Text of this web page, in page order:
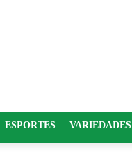
ESPORTES VARIEDADES